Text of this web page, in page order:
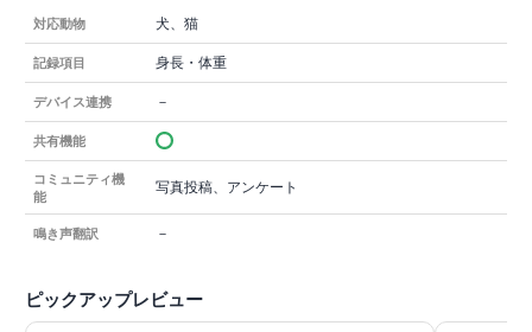
対応動物 犬、猫
記録項目 身長・体重
デバイス連携 －
共有機能
コミュニティ機
能
写真投稿、アンケート
鳴き声翻訳 －
ピックアップレビュー